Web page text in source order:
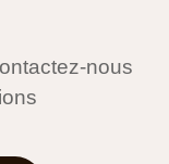
nous